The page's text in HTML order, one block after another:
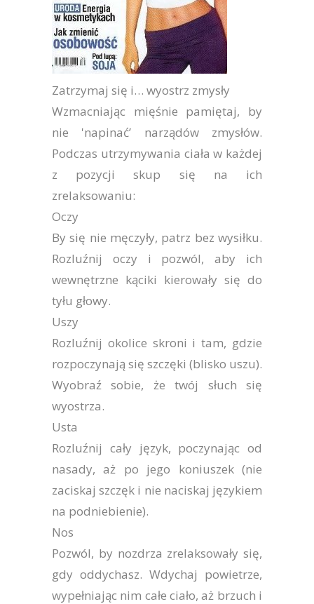
Zatrzymaj się i… wyostrz zmysły
Wzmacniając mięśnie pamiętaj, by
nie 'napinać’ narządów zmysłów.
Podczas utrzymywania ciała w każdej
z pozycji skup się na ich
zrelaksowaniu:
Oczy
By się nie męczyły, patrz bez wysiłku.
Rozluźnij oczy i pozwól, aby ich
wewnętrzne kąciki kierowały się do
tyłu głowy.
Uszy
Rozluźnij okolice skroni i tam, gdzie
rozpoczynają się szczęki (blisko uszu).
Wyobraź sobie, że twój słuch się
wyostrza.
Usta
Rozluźnij cały język, poczynając od
nasady, aż po jego koniuszek (nie
zaciskaj szczęk i nie naciskaj językiem
na podniebienie).
Nos
Pozwól, by nozdrza zrelaksowały się,
gdy oddychasz. Wdychaj powietrze,
wypełniając nim całe ciało, aż brzuch i